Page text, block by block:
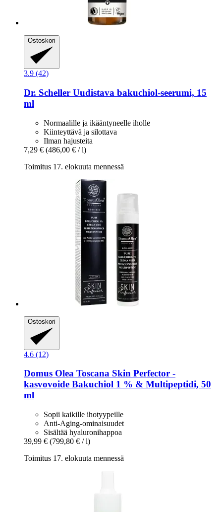
Ostoskori
3.9 (42)
Dr. Scheller Uudistava bakuchiol-​seerumi, 15
ml
Normaalille ja ikääntyneelle iholle
Kiinteyttävä ja silottava
Ilman hajusteita
7,29 € (486,00 € / l)
Toimitus 17. elokuuta mennessä
Ostoskori
4.6 (12)
Domus Olea Toscana Skin Perfector -​
kasvovoide Bakuchiol 1 % & Multipeptidi, 50
ml
Sopii kaikille ihotyypeille
Anti-Aging-ominaisuudet
Sisältää hyaluronihappoa
39,99 € (799,80 € / l)
Toimitus 17. elokuuta mennessä